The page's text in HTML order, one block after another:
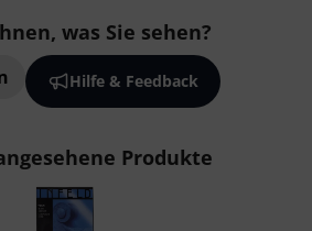
was Sie sehen?
Hilfe & Feedback
Produkte